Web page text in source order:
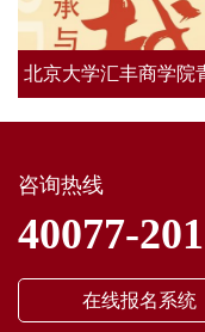
北京大学汇丰商学院
咨询热线
40077-
在线报名系统